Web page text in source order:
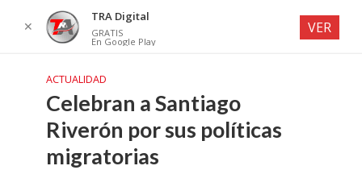
ACTUALIDAD
Celebran a Santiago
Riverón por sus políticas
migratorias
✕
TRA Digital
GRATIS
En Google Play
VER